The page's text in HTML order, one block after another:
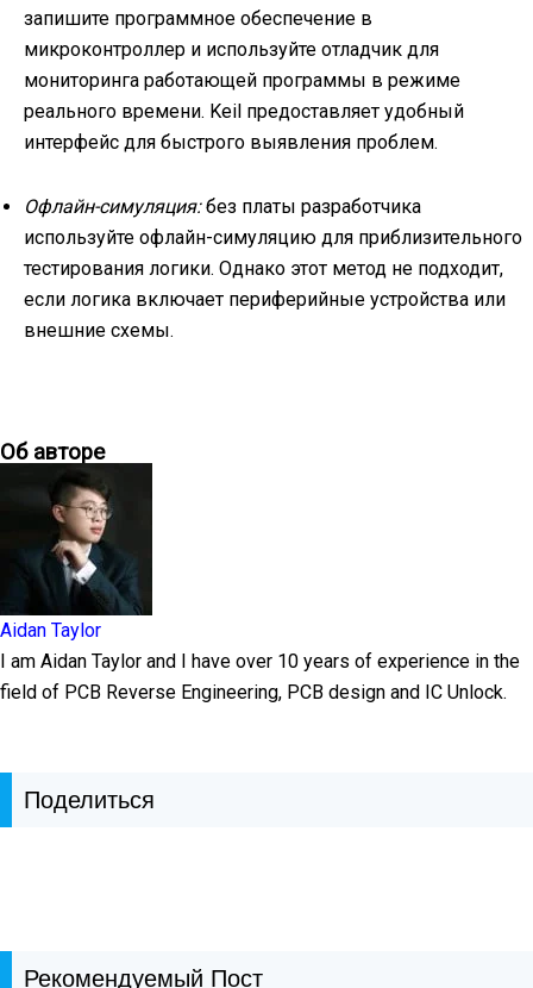
запишите программное обеспечение в
микроконтроллер и используйте отладчик для
мониторинга работающей программы в режиме
реального времени. Keil предоставляет удобный
интерфейс для быстрого выявления проблем.
Офлайн-симуляция:без платы разработчика
используйте офлайн-симуляцию для приблизительного
тестирования логики. Однако этот метод не подходит,
если логика включает периферийные устройства или
внешние схемы.
Об авторе
Aidan Taylor
I am Aidan Taylor and I have over 10 years of experience in the
field of PCB Reverse Engineering, PCB design and IC Unlock.
Поделиться
Рекомендуемый Пост